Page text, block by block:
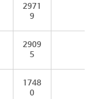
2971
9
2909
5
1748
0